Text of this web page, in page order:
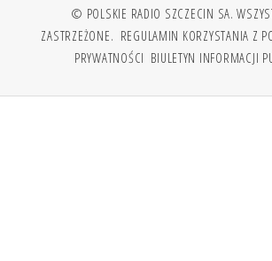
© POLSKIE RADIO SZCZECIN SA.
ZASTRZEŻONE. REGULAMIN KORZYSTANIA Z
PRYWATNOŚCI BIULETYN INFORMACJI